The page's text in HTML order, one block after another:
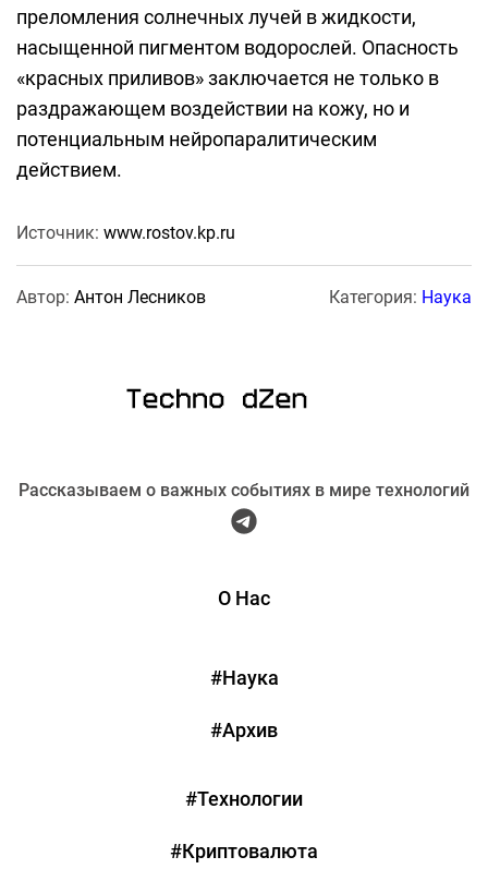
преломления солнечных лучей в жидкости,
насыщенной пигментом водорослей. Опасность
«красных приливов» заключается не только в
раздражающем воздействии на кожу, но и
потенциальным нейропаралитическим
действием.
Источник: www.rostov.kp.ru
Автор: Антон Лесников Категория: Наука
Рассказываем о важных событиях в мире технологий
О Нас
#Наука
#Архив
#Технологии
#Криптовалюта